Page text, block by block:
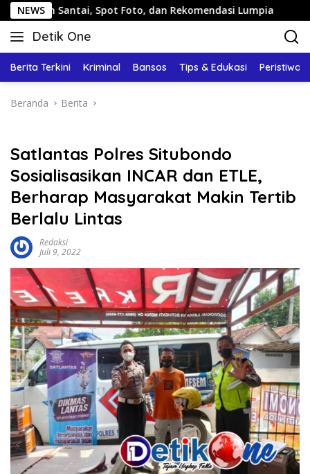
Langsung
ke
konten
NEWSSpot Foto, dan Rekomendasi Lumpia
Detik One
Tajam
Fakta
Berita Terkini Kriminal Bansos Tips & Edukasi Peristiwa
Beranda Berita
Satlantas Polres Situbondo
Sosialisasikan INCAR dan ETLE,
Berharap Masyarakat Makin Tertib
Berlalu Lintas
Redaksi
Juli 9, 2022